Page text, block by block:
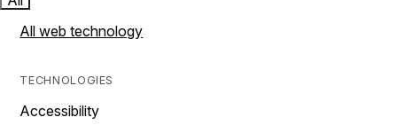
All web technology
TECHNOLOGIES
Accessibility